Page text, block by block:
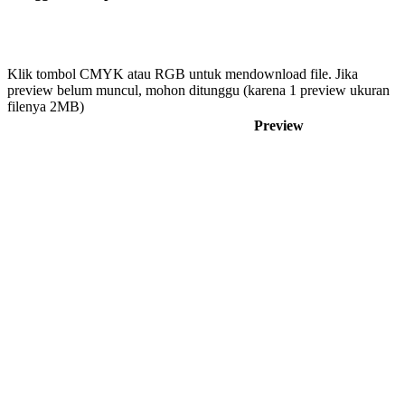
Klik tombol CMYK atau RGB untuk mendownload file. Jika
preview belum muncul, mohon ditunggu (karena 1 preview ukuran
filenya 2MB)
Preview